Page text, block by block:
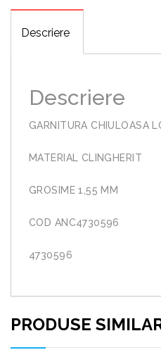
Descriere
Descriere
GARNITURA CHIULOASA
MATERIAL CLINGHERIT
GROSIME 1,55 MM
COD ANC4730596
4730596
PRODUSE